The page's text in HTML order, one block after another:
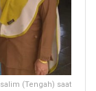
(Tengah) saat